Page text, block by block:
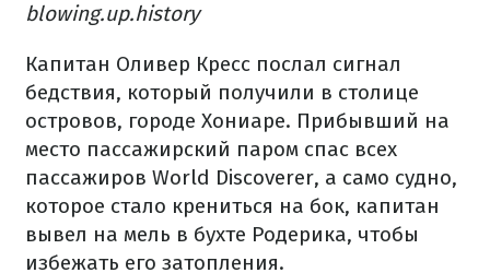
blowing.up.history
Капитан Оливер Кресс послал сигнал
бедствия, который получили в столице
островов, городе Хониаре. Прибывший на
место пассажирский паром спас всех
пассажиров World Discoverer, а само судно,
которое стало крениться на бок, капитан
вывел на мель в бухте Родерика, чтобы
избежать его затопления.